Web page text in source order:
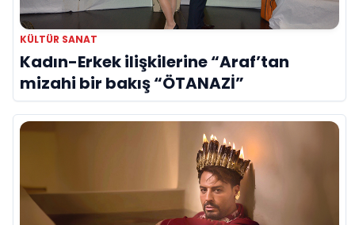
KÜLTÜR SANAT
Kadın-Erkek ilişkilerine “Araf’tan
mizahi bir bakış “ÖTANAZİ”